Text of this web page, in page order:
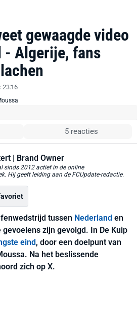
gewaagde video
- Algerije, fans
23:16
5 reacties
| Brand Owner
sinds 2012 actief in de online
Hij geeft leiding aan de FCUpdate-redactie.
tussen Nederland en
gevoelens zijn gevolgd. In De Kuip
eind, door een doelpunt van
Na het beslissende
zich op X.